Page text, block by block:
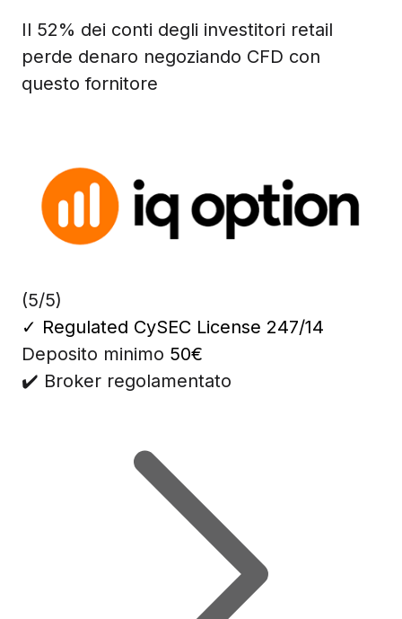
Il 52% dei conti degli investitori retail
perde denaro negoziando CFD con
questo fornitore
(5/5)
✓ Regulated CySEC License 247/14
Deposito minimo 50€
✔️ Broker regolamentato